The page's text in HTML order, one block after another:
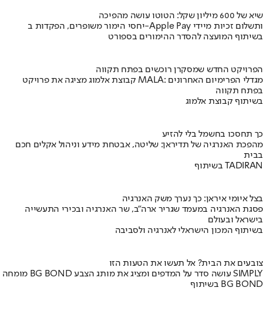
שיא של 600 מיליון שקל: הטוטו עושה מהפיכה
יחסי הימור משופרים, הפקדות ב-Apple Pay ותשלום זכיות מיידי
בשיתוף המועצה להסדר ההימורים בספורט
הפרויקט החדש שמסקרן רוכשים בפתח תקווה
קבוצת אלמוג מציגה את פרויקט MALA: מגדלי הפרימיום האחרונים
בפתח תקווה
בשיתוף קבוצת אלמוג
כך תחסכו בחשמל בלי להזיע
מהפכת האנרגיה של תדיראן: שליטה, אבטחת מידע וניהול אקלים חכם
בבית
בשיתוף TADIRAN
בצל איומי איראן: כך נערך משק האנרגיה
פסגת האנרגיה במעמד שגריר ארה"ב, שר האנרגיה ובכירי התעשייה
בישראל ובעולם
בשיתוף המכון הישראלי לאנרגיה ולסביבה
צובעים את הבית? אל תעשו את הטעות הזו
מומחה BG BOND עושה סדר על המדפים ומציג את מותג הצבע SIMPLY
בשיתוף BG BOND